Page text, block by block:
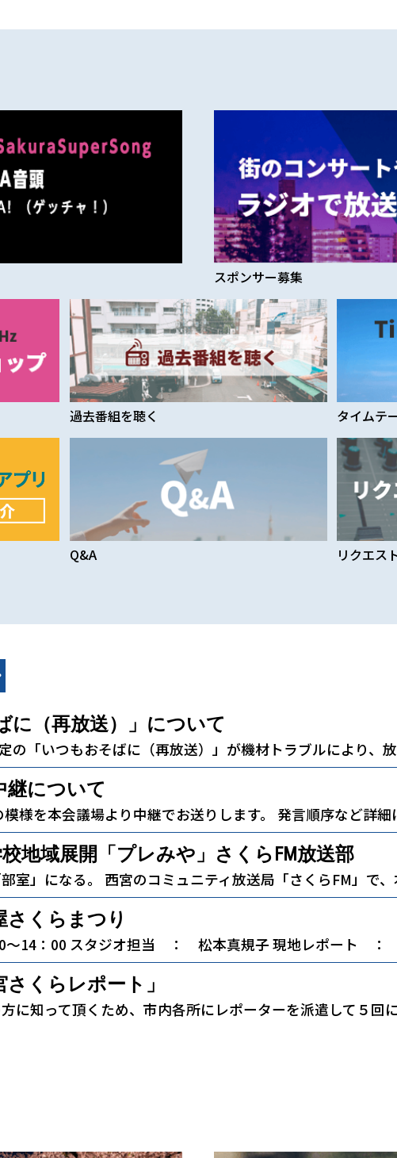
スポンサー募集
過去番組を聴く タイムテ
Q&A リクエス
に（再放送）」について
の「いつもおそばに（再放送）」が機材トラブルにより、
について
様を本会議場より中継でお送りします。 発言順序など詳細
地域展開「プレみや」さくらFM放送部
室」になる。 西宮のコミュニティ放送局「さくらFM」で、
くらまつり
～14：00 スタジオ担当 ： 松本真規子 現地レポート ：
くらレポート」
に知って頂くため、市内各所にレポーターを派遣して５回